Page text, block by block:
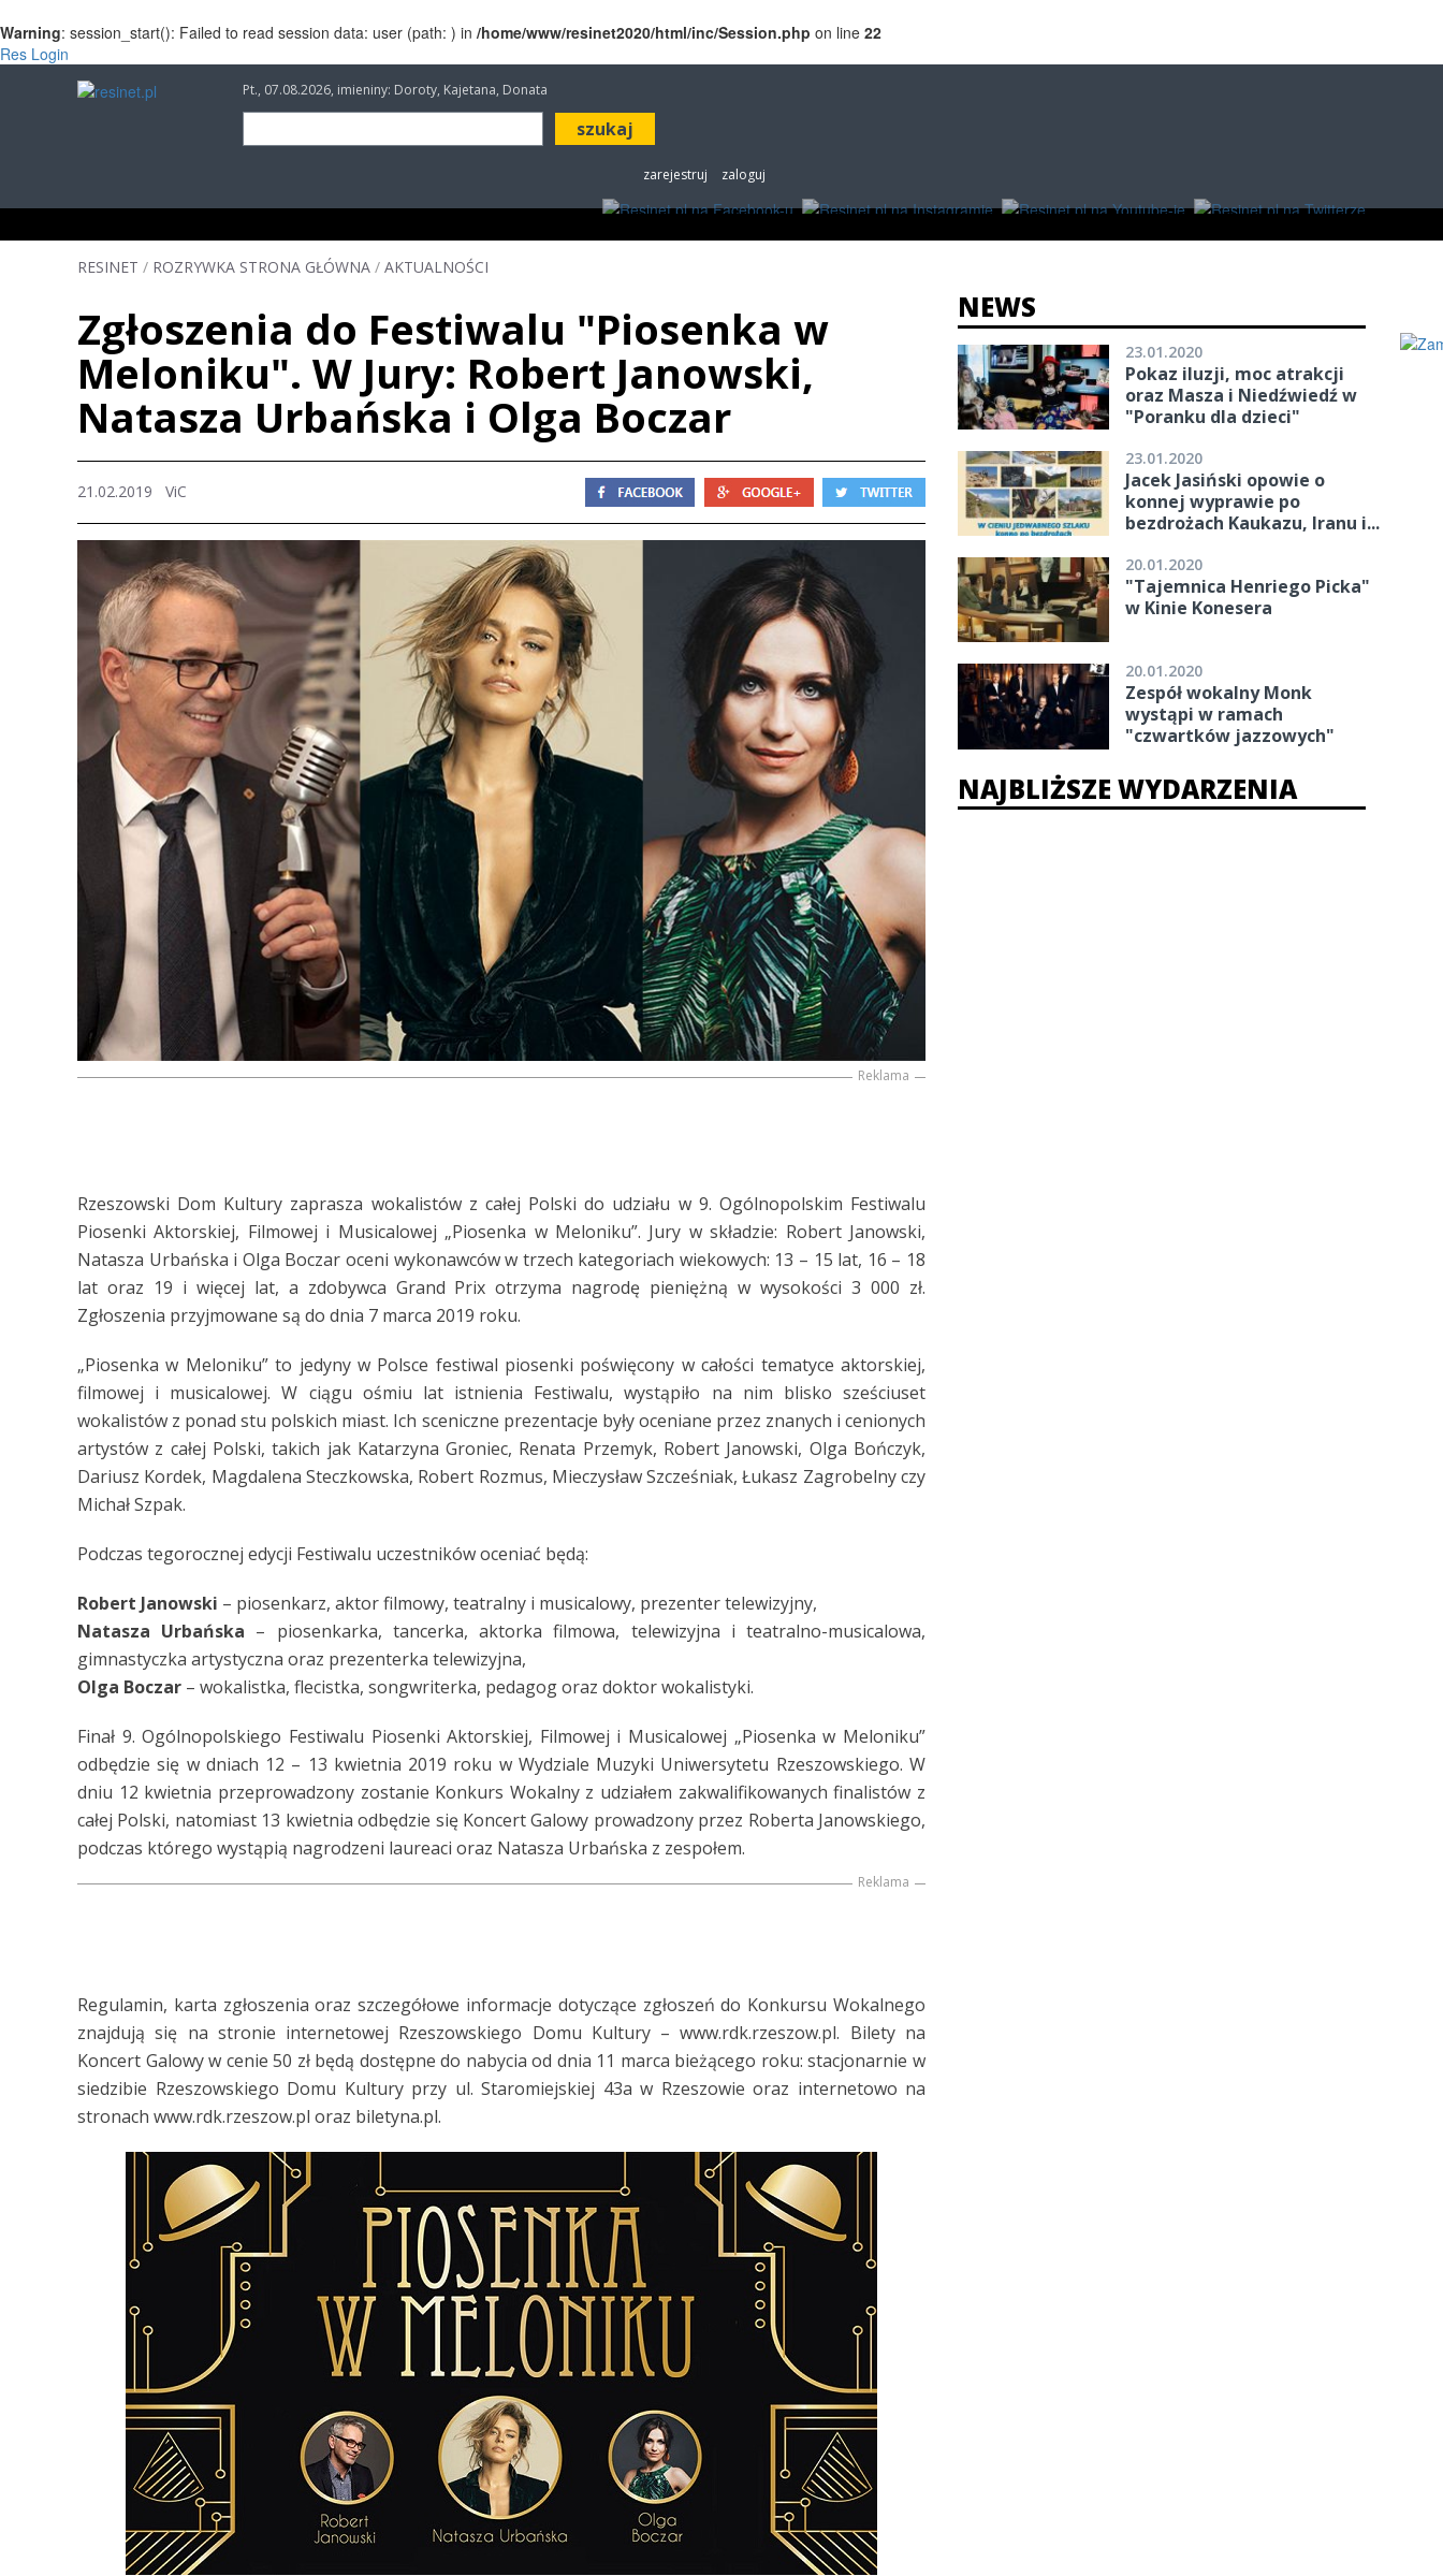
Warning: session_start(): Failed to read session data: user (path: ) in /home/www/resinet2020/html/inc/Session.php on line 22
Res Login
Pt., 07.08.2026, imieniny: Doroty, Kajetana, Donata
zarejestruj zaloguj
INFORMACJE INWESTYCJE IMPREZY
RESINET / ROZRYWKA STRONA GŁÓWNA / AKTUALNOŚCI
Zgłoszenia do Festiwalu "Piosenka w
Meloniku". W Jury: Robert Janowski,
Natasza Urbańska i Olga Boczar
21.02.2019 ViC
Reklama
Rzeszowski Dom Kultury zaprasza wokalistów z całej Polski do udziału w 9. Ogólnopolskim Festiwalu
Piosenki Aktorskiej, Filmowej i Musicalowej „Piosenka w Meloniku”. Jury w składzie: Robert Janowski,
Natasza Urbańska i Olga Boczar oceni wykonawców w trzech kategoriach wiekowych: 13 – 15 lat, 16 – 18
lat oraz 19 i więcej lat, a zdobywca Grand Prix otrzyma nagrodę pieniężną w wysokości 3 000 zł.
Zgłoszenia przyjmowane są do dnia 7 marca 2019 roku.
„Piosenka w Meloniku” to jedyny w Polsce festiwal piosenki poświęcony w całości tematyce aktorskiej,
filmowej i musicalowej. W ciągu ośmiu lat istnienia Festiwalu, wystąpiło na nim blisko sześciuset
wokalistów z ponad stu polskich miast. Ich sceniczne prezentacje były oceniane przez znanych i cenionych
artystów z całej Polski, takich jak Katarzyna Groniec, Renata Przemyk, Robert Janowski, Olga Bończyk,
Dariusz Kordek, Magdalena Steczkowska, Robert Rozmus, Mieczysław Szcześniak, Łukasz Zagrobelny czy
Michał Szpak.
Podczas tegorocznej edycji Festiwalu uczestników oceniać będą:
Robert Janowski – piosenkarz, aktor filmowy, teatralny i musicalowy, prezenter telewizyjny,
Natasza Urbańska – piosenkarka, tancerka, aktorka filmowa, telewizyjna i teatralno-musicalowa,
gimnastyczka artystyczna oraz prezenterka telewizyjna,
Olga Boczar – wokalistka, flecistka, songwriterka, pedagog oraz doktor wokalistyki.
Finał 9. Ogólnopolskiego Festiwalu Piosenki Aktorskiej, Filmowej i Musicalowej „Piosenka w Meloniku”
odbędzie się w dniach 12 – 13 kwietnia 2019 roku w Wydziale Muzyki Uniwersytetu Rzeszowskiego. W
dniu 12 kwietnia przeprowadzony zostanie Konkurs Wokalny z udziałem zakwalifikowanych finalistów z
całej Polski, natomiast 13 kwietnia odbędzie się Koncert Galowy prowadzony przez Roberta Janowskiego,
podczas którego wystąpią nagrodzeni laureaci oraz Natasza Urbańska z zespołem.
Reklama
Regulamin, karta zgłoszenia oraz szczegółowe informacje dotyczące zgłoszeń do Konkursu Wokalnego
znajdują się na stronie internetowej Rzeszowskiego Domu Kultury – www.rdk.rzeszow.pl. Bilety na
Koncert Galowy w cenie 50 zł będą dostępne do nabycia od dnia 11 marca bieżącego roku: stacjonarnie w
siedzibie Rzeszowskiego Domu Kultury przy ul. Staromiejskiej 43a w Rzeszowie oraz internetowo na
stronach www.rdk.rzeszow.pl oraz biletyna.pl.
NEWS
23.01.2020
Pokaz iluzji, moc atrakcji
oraz Masza i Niedźwiedź w
"Poranku dla dzieci"
23.01.2020
Jacek Jasiński opowie o
konnej wyprawie po
bezdrożach Kaukazu, Iranu i...
20.01.2020
"Tajemnica Henriego Picka"
w Kinie Konesera
20.01.2020
Zespół wokalny Monk
wystąpi w ramach
"czwartków jazzowych"
NAJBLIŻSZE WYDARZENIA